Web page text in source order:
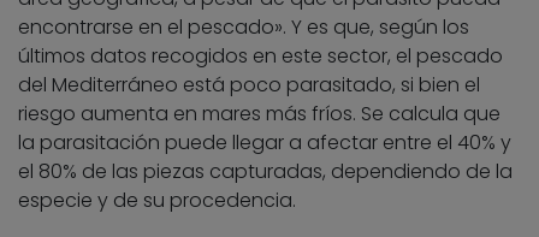
encontrarse en el pescado». Y es que, según los
últimos datos recogidos en este sector, el pescado
del Mediterráneo está poco parasitado, si bien el
riesgo aumenta en mares más fríos. Se calcula que
la parasitación puede llegar a afectar entre el 40% y
el 80% de las piezas capturadas, dependiendo de la
especie y de su procedencia.